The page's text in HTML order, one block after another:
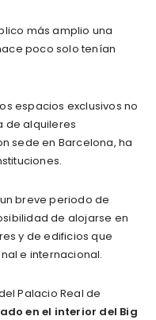
más amplio una
poco solo tenían
espacios exclusivos no
de alquileres
sede en Barcelona, ha
breve periodo de
de alojarse en
y de edificios que
e internacional.
Palacio Real de
en el interior del Big